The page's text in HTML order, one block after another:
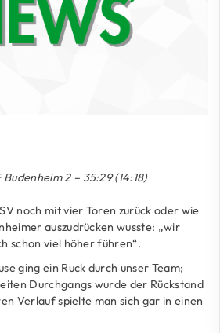
2 – 35:29 (14:18)
noch mit vier Toren zurück oder wie
auszudrücken wusste: „wir
schon viel höher führen“.
ging ein Ruck durch unser Team;
Durchgangs wurde der Rückstand
Verlauf spielte man sich gar in einen